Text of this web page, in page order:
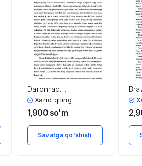
Daromad
tengsizligining
chuqurlashuvi
Xarid qiling
1,900 so'm
Savatga qo'shish